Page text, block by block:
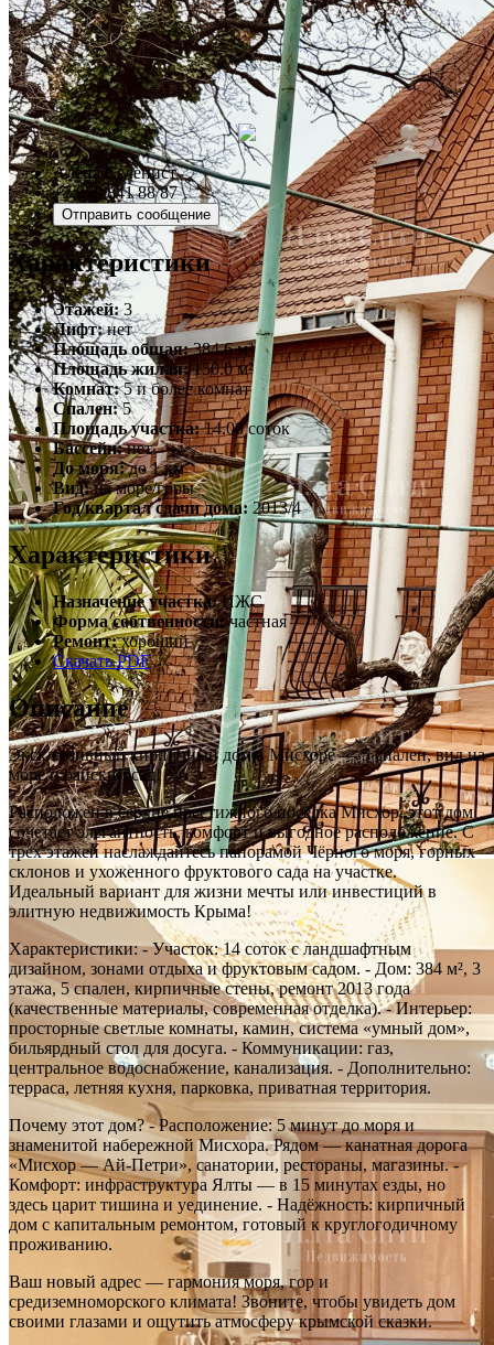
Алёна Селенист
+7 978 841 88 87
Отправить сообщение
Характеристики
Этажей: 3
Лифт: нет
Площадь общая: 384.6 м²
Площадь жилая: 150.0 м²
Комнат: 5 и более комнат
Спален: 5
Площадь участка: 14.00 соток
Бассейн: нет
До моря: до 1 км
Вид: на море/горы
Год/квартал сдачи дома: 2013/4
Характеристики
Назначение участка: ИЖС
Форма собтвенности: частная
Ремонт: хороший
Скачать PDF
Описание
Эксклюзивный кирпичный дом в Мисхоре — 5 спален, вид на
море и райский сад!
Расположен в сердце престижного посёлка Мисхор, этот дом
сочетает элегантность, комфорт и выгодное расположение. С
трёх этажей наслаждайтесь панорамой Чёрного моря, горных
склонов и ухоженного фруктового сада на участке.
Идеальный вариант для жизни мечты или инвестиций в
элитную недвижимость Крыма!
Характеристики: - Участок: 14 соток с ландшафтным
дизайном, зонами отдыха и фруктовым садом. - Дом: 384 м², 3
этажа, 5 спален, кирпичные стены, ремонт 2013 года
(качественные материалы, современная отделка). - Интерьер:
просторные светлые комнаты, камин, система «умный дом»,
бильярдный стол для досуга. - Коммуникации: газ,
центральное водоснабжение, канализация. - Дополнительно:
терраса, летняя кухня, парковка, приватная территория.
Почему этот дом? - Расположение: 5 минут до моря и
знаменитой набережной Мисхора. Рядом — канатная дорога
«Мисхор — Ай-Петри», санатории, рестораны, магазины. -
Комфорт: инфраструктура Ялты — в 15 минутах езды, но
здесь царит тишина и уединение. - Надёжность: кирпичный
дом с капитальным ремонтом, готовый к круглогодичному
проживанию.
Ваш новый адрес — гармония моря, гор и
средиземноморского климата! Звоните, чтобы увидеть дом
своими глазами и ощутить атмосферу крымской сказки.